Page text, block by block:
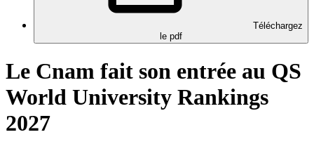
Téléchargez
le pdf
Le Cnam fait son entrée au QS
World University Rankings
2027